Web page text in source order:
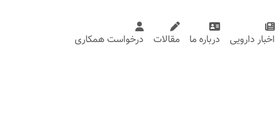
اخبار دارویی درباره ما مقالات درخواست همکاری